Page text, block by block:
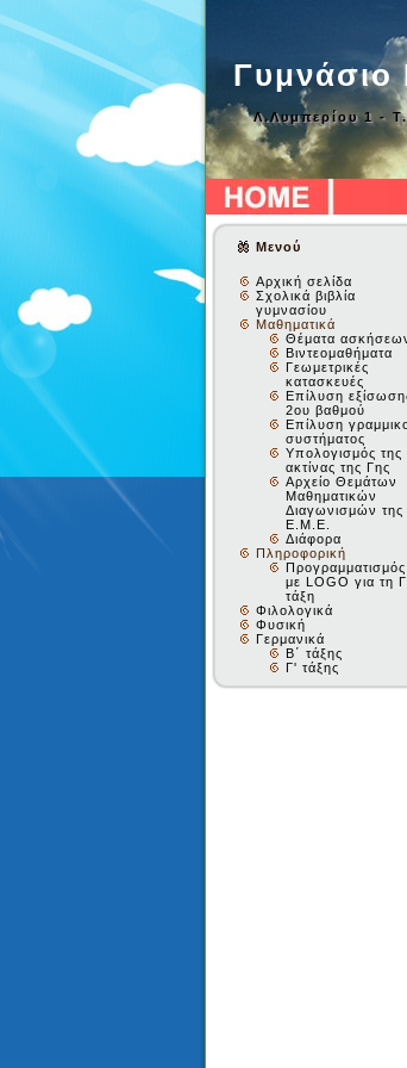
Γυμνάσιο
Λ.Λυμπερίου 1 -
Μενού
Αρχική σελίδα
Σχολικά βιβλία
γυμνασίου
Μαθηματικά
Θέματα
Βιντεομαθήματα
Γεωμετρικές
κατασκευές
Επίλυση
2ου βαθμού
Επίλυση
συστήματος
Υπολογισμός της
ακτίνας της Γης
Αρχείο Θεμάτων
Μαθηματικών
Διαγωνισμών της
Ε.Μ.Ε.
Διάφορα
Πληροφορική
Προγραμματισμός
με LOGO για τη
τάξη
Φιλολογικά
Φυσική
Γερμανικά
Β΄ τάξης
Γ' τάξης